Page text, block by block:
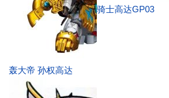
轰大帝 孙权高达
骑士高达GP03